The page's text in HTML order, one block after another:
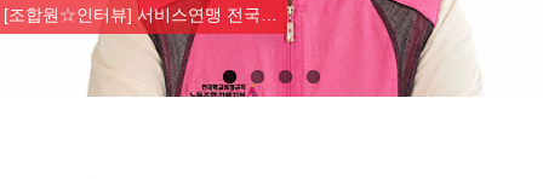
[조합원☆인터뷰] 서비스연맹 전국…